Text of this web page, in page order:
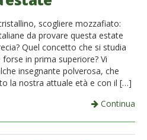
scogliere mozzafiato:
da provare questa estate
Quel concetto che si studia
in prima superiore? Vi
insegnante polverosa, che
la nostra attuale età e con il […]
Continua